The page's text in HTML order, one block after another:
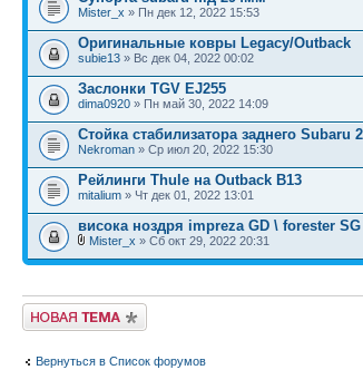
Mister_x » Пн дек 12, 2022 15:53
Оригинальные ковры Legacy/Outback
subie13 » Вс дек 04, 2022 00:02
Заслонки TGV EJ255
dima0920 » Пн май 30, 2022 14:09
Cтойка стабилизатора заднего Subaru
Nekroman » Ср июл 20, 2022 15:30
Рейлинги Thule на Outback B13
mitalium » Чт дек 01, 2022 13:01
висока ноздря impreza GD \ forester SG
Mister_x » Сб окт 29, 2022 20:31
Новая тема
Вернуться в Список форумов